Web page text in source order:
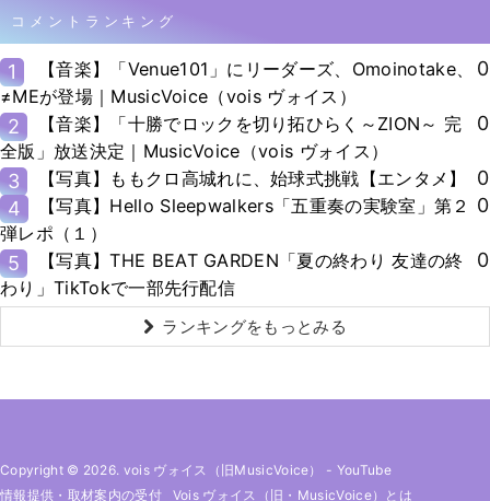
コメントランキング
1
【音楽】「Venue101」にリーダーズ、Omoinotake、
≠MEが登場｜MusicVoice（vois ヴォイス）
0
2
【音楽】「十勝でロックを切り拓ひらく～ZION～ 完
全版」放送決定｜MusicVoice（vois ヴォイス）
0
3 【写真】ももクロ高城れに、始球式挑戦【エンタメ】
0
4
【写真】Hello Sleepwalkers「五重奏の実験室」第２
弾レポ（１）
0
5
【写真】THE BEAT GARDEN「夏の終わり 友達の終
わり」TikTokで一部先行配信
0
ランキングをもっとみる
Copyright © 2026. vois ヴォイス（旧MusicVoice） - YouTube
情報提供・取材案内の受付
Vois ヴォイス（旧・MusicVoice）とは